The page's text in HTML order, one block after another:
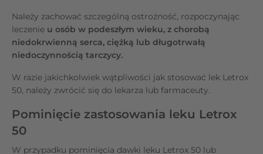
Należy zachować szczególną ostrożność, rozpoczynając
leczenie u osób w podeszłym wieku, z chorobą
niedokrwienną serca, ciężką lub długotrwałą
niedoczynnością tarczycy.
W razie jakichkolwiek wątpliwości jak stosować lek Letrox
50, należy zwrócić się do lekarza lub farmaceuty.
Pominięcie zastosowania leku Letrox
50
W przypadku pominięcia dawki leku Letrox 50 lub